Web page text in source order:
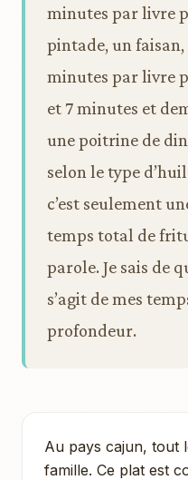
minutes par livre
pintade, un faisan,
minutes par livre
et 7 minutes et
une poitrine de
selon le type
c’est seulement
temps total de
parole. Je sais de
s’agit de mes
profondeur.
Au pays cajun, tout
famille. Ce plat est